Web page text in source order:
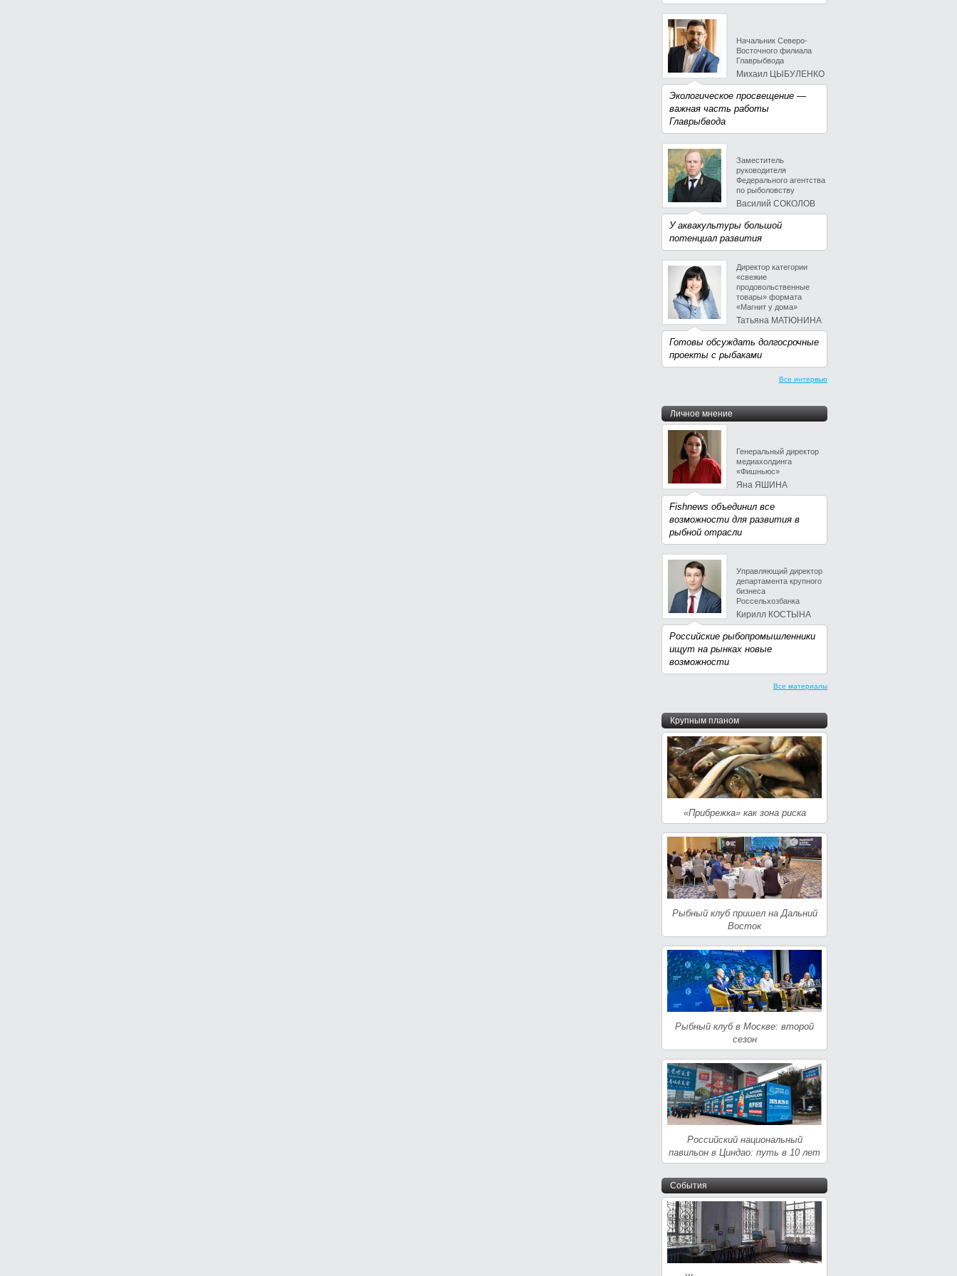
Начальник Северо-
Восточного филиала
Главрыбвода
Михаил ЦЫБУЛЕНКО
Экологическое просвещение —
важная часть работы
Главрыбвода
Заместитель
руководителя
Федерального агентства
по рыболовству
Василий СОКОЛОВ
У аквакультуры большой
потенциал развития
Директор категории
«свежие
продовольственные
товары» формата
«Магнит у дома»
Татьяна МАТЮНИНА
Готовы обсуждать долгосрочные
проекты с рыбаками
Все интервью
Личное мнение
Генеральный директор
медиахолдинга
«Фишньюс»
Яна ЯШИНА
Fishnews объединил все
возможности для развития в
рыбной отрасли
Управляющий директор
департамента крупного
бизнеса
Россельхозбанка
Кирилл КОСТЫНА
Российские рыбопромышленники
ищут на рынках новые
возможности
Все материалы
Крупным планом
«Прибрежка» как зона риска
Рыбный клуб пришел на Дальний
Восток
Рыбный клуб в Москве: второй
сезон
Российский национальный
павильон в Циндао: путь в 10 лет
События